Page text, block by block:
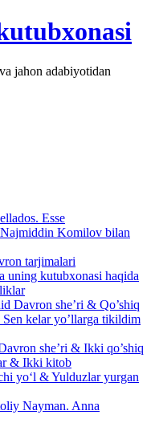
jahon adabiyotidan
Esse
Komilov bilan
tarjimalari
uning kutubxonasi haqida
Davron she’ri & Qo’shiq
kelar yo’llarga tikildim
she’ri & Ikki qo’shiq
& Ikki kitob
yo‘l & Yulduzlar yurgan
Nayman. Anna